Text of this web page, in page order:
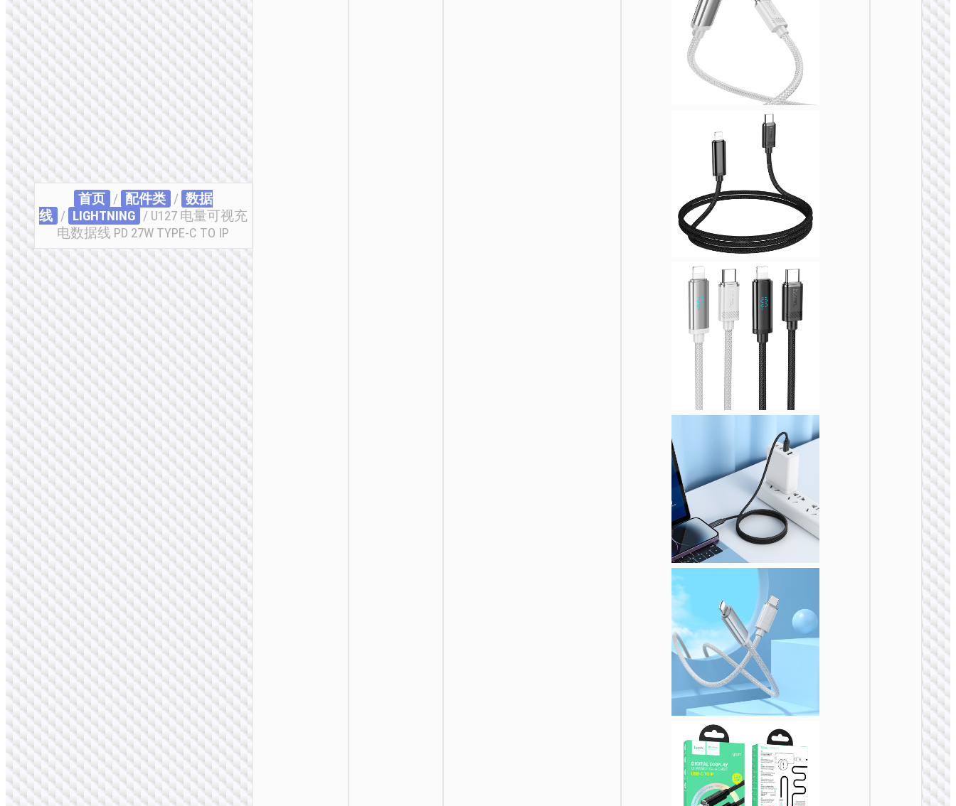
首页 / 配件类 / 数据
线 / LIGHTNING / U127 电量可视充
电数据线 PD 27W TYPE-C TO IP
TYPE-
AKA
U138
60W多
充电数
Type-
USB
Type-C
烟器
U138
60W多
充电数
Type-C
to
点烟
TYPE-
AKA
U137
5A屏显